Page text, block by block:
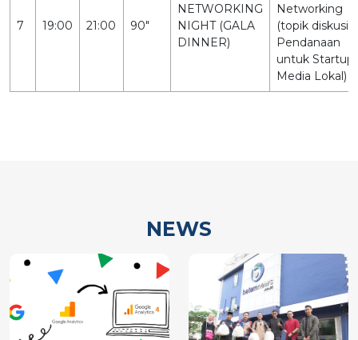
7 19:00 21:00 90"
NETWORKING
NIGHT (GALA
DINNER)
Networking
(topik diskusi :
Pendanaan
untuk Startup
Media Lokal)
NEWS